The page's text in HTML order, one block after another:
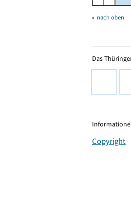
▴ nach oben
Das
Copyright